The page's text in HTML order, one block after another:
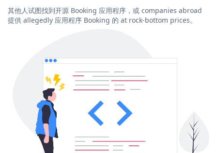
其他人试图找到开源 Booking 应用程序，或 companies abroad
提供 allegedly 应用程序 Booking 的 at rock-bottom prices。